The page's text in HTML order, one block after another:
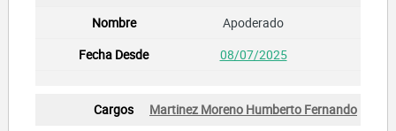
Apoderado
08/07/2025
Martinez Moreno Humberto Fernando